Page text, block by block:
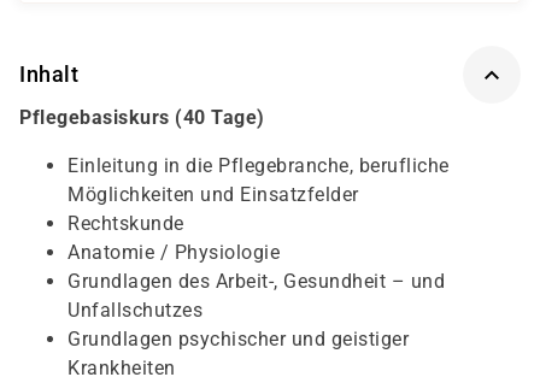
Inhalt
Pflegebasiskurs (40 Tage)
Einleitung in die Pflegebranche, berufliche
Möglichkeiten und Einsatzfelder
Rechtskunde
Anatomie / Physiologie
Grundlagen des Arbeit-, Gesundheit – und
Unfallschutzes
Grundlagen psychischer und geistiger
Krankheiten